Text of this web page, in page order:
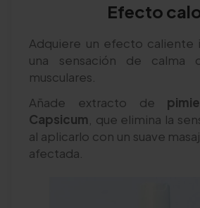
Efecto
Adquiere un efecto caliente
una sensación de calma
musculares.
Añade extracto de
Capsicum , que elimina la
al aplicarlo con un suave
afectada.